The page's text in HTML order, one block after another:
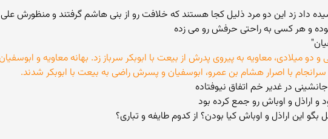
داد زد این دو مرد ذلیل کجا هستند که خلافت رو از بنی هاشم گرفتند و منظورش
و هر کسی به راحتی حرفش رو می زده
معاویه به پیروی پدرش از بیعت با ابوبکر سرباز زد. بهانه معاویه و
با اصرار هشام بن عمرو، ابوسفیان و پسرش راضی به بیعت با ابوبکر شدند.
در غدیر خم اتفاق نیوفتاده
این اراذل و اوباش کیا بودن؟ از کدوم طایفه و تباری؟